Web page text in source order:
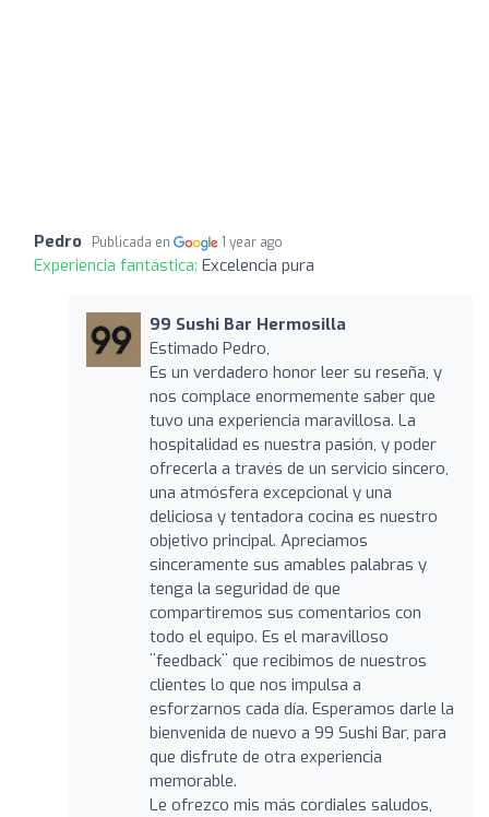
Pedro Publicada en 1 year ago
Experiencia fantástica: Excelencia pura
99 Sushi Bar Hermosilla
Estimado Pedro,
Es un verdadero honor leer su reseña, y
nos complace enormemente saber que
tuvo una experiencia maravillosa. La
hospitalidad es nuestra pasión, y poder
ofrecerla a través de un servicio sincero,
una atmósfera excepcional y una
deliciosa y tentadora cocina es nuestro
objetivo principal. Apreciamos
sinceramente sus amables palabras y
tenga la seguridad de que
compartiremos sus comentarios con
todo el equipo. Es el maravilloso
¨feedback¨ que recibimos de nuestros
clientes lo que nos impulsa a
esforzarnos cada día. Esperamos darle la
bienvenida de nuevo a 99 Sushi Bar, para
que disfrute de otra experiencia
memorable.
Le ofrezco mis más cordiales saludos,